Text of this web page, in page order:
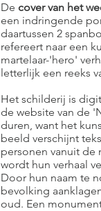
De cover van het
een indringende
daartussen 2
refereert naar een
martelaar-'hero'
letterlijk een reeks
Het schilderij is
de website van de
duren, want het
beeld verschijnt
personen vanuit de
wordt hun verhaal
Door hun naam te
bevolking
oud. Een